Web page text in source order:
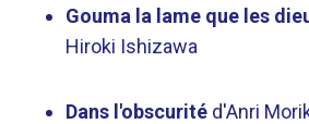
Gouma la lame que les
Hiroki Ishizawa
Dans l'obscurité d'Anri